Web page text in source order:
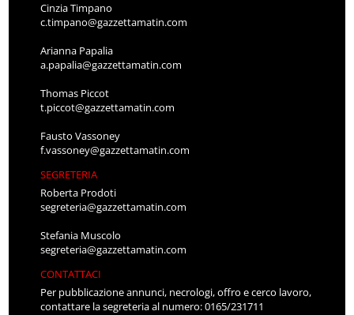
Cinzia Timpano
c.timpano@gazzettamatin.com
Arianna Papalia
a.papalia@gazzettamatin.com
Thomas Piccot
t.piccot@gazzettamatin.com
Fausto Vassoney
f.vassoney@gazzettamatin.com
SEGRETERIA
Roberta Prodoti
segreteria@gazzettamatin.com
Stefania Muscolo
segreteria@gazzettamatin.com
CONTATTACI
Per pubblicazione annunci, necrologi, offro e cerco lavoro,
contattare la segreteria al numero: 0165/231711